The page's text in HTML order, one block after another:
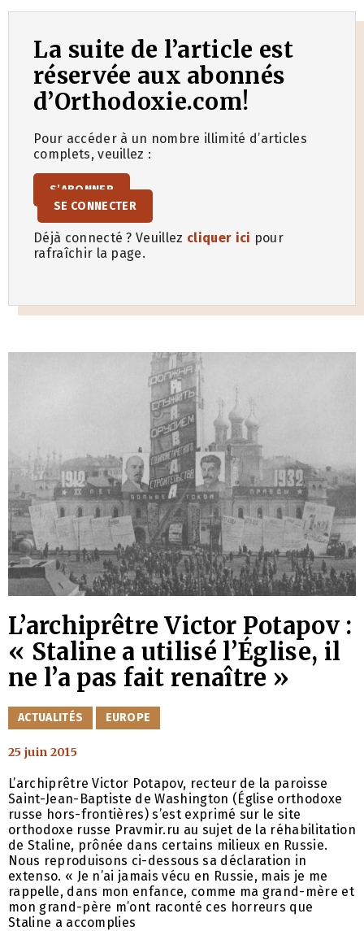
La suite de l’article est
réservée aux abonnés
d’Orthodoxie.com!
Pour accéder à un nombre illimité d’articles
complets, veuillez :
S’ABONNER
SE CONNECTER
Déjà connecté ? Veuillez cliquer ici pour
rafraîchir la page.
L’archiprêtre Victor Potapov :
« Staline a utilisé l’Église, il
ne l’a pas fait renaître »
CATÉGORIES
ACTUALITÉS EUROPE
25 juin 2015
L’archiprêtre Victor Potapov, recteur de la paroisse
Saint-Jean-Baptiste de Washington (Église orthodoxe
russe hors-frontières) s’est exprimé sur le site
orthodoxe russe Pravmir.ru au sujet de la réhabilitation
de Staline, prônée dans certains milieux en Russie.
Nous reproduisons ci-dessous sa déclaration in
extenso. « Je n’ai jamais vécu en Russie, mais je me
rappelle, dans mon enfance, comme ma grand-mère et
mon grand-père m’ont raconté ces horreurs que
Staline a accomplies